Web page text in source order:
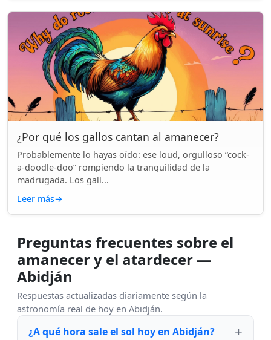
¿Por qué los gallos cantan al amanecer?
Probablemente lo hayas oído: ese loud, orgulloso “cock-
a-doodle-doo” rompiendo la tranquilidad de la
madrugada. Los gall...
Leer más→
Preguntas frecuentes sobre el
amanecer y el atardecer —
Abidján
Respuestas actualizadas diariamente según la
astronomía real de hoy en Abidján.
¿A qué hora sale el sol hoy en Abidján?